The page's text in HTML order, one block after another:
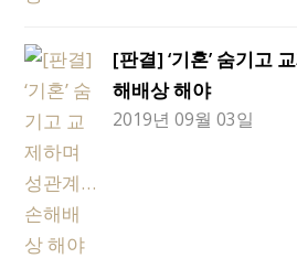
[판결] ‘기혼’ 숨기고
해배상 해야
2019년 09월 03일